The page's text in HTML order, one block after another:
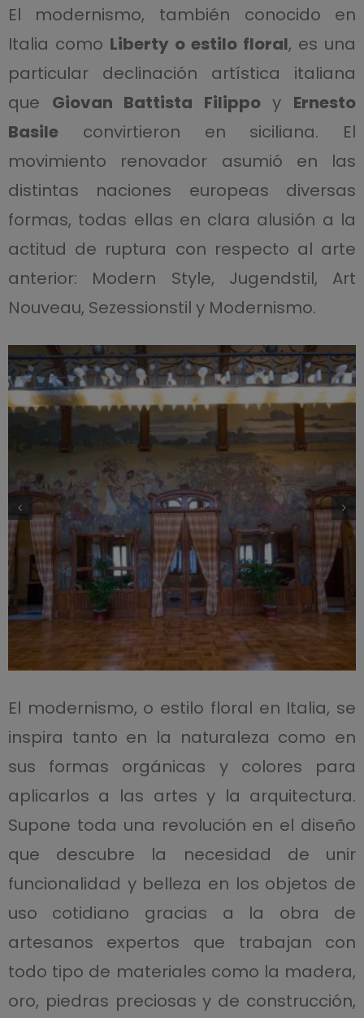
El modernismo, también conocido en
Italia como Liberty o estilo floral, es una
particular declinación artística italiana
que Giovan Battista Filippoy Ernesto
Basileconvirtieron en siciliana. El
movimiento renovador asumió en las
distintas naciones europeas diversas
formas, todas ellas en clara alusión a la
actitud de ruptura con respecto al arte
anterior: Modern Style, Jugendstil, Art
Nouveau, Sezessionstil y Modernismo.
El modernismo, o estilo floral en Italia, se
inspira tanto en la naturaleza como en
sus formas orgánicas y colores para
aplicarlos a las artes y la arquitectura.
Supone toda una revolución en el diseño
que descubre la necesidad de unir
funcionalidad y belleza en los objetos de
uso cotidiano gracias a la obra de
artesanos expertos que trabajan con
todo tipo de materiales como la madera,
oro, piedras preciosas y de construcción,